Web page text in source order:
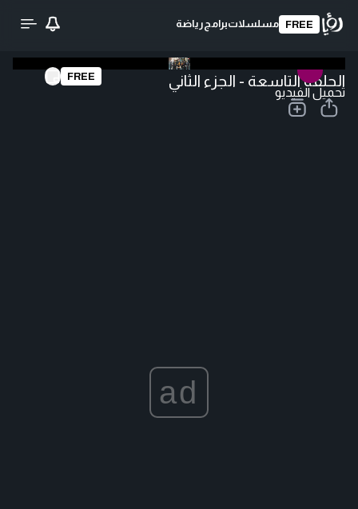
FREE مسلسلاتبرامج رياضة
تحميل الفيديو
FREE الحلقة التاسعة - الجزء الثاني
ad